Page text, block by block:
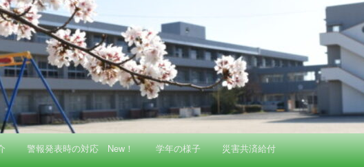
警報発表時の対応 New！ 学年の様子 災害共済給付